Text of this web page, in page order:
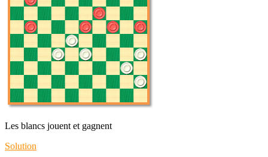
Les blancs jouent et gagnent
Solution